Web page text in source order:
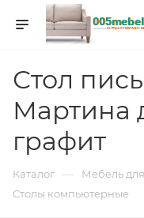
Стол
Мартина
графит
Каталог — Мебель
Столы компьютерные